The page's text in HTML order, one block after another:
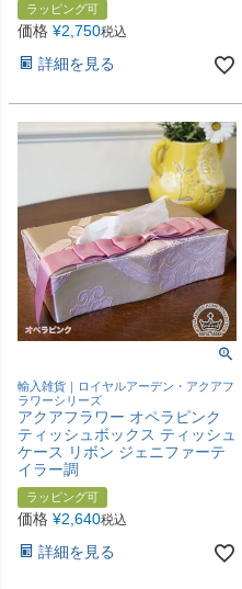
ラッピング可
価格 ¥2,750税込
詳細を見る
輸入雑貨｜ロイヤルアーデン・アクアフ
ラワーシリーズ
アクアフラワー オペラピンク
ティッシュボックス ティッシュ
ケース リボン ジェニファーテ
イラー調
ラッピング可
価格 ¥2,640税込
詳細を見る